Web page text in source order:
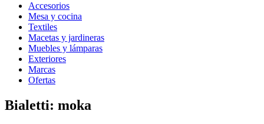
Accesorios
Mesa y cocina
Textiles
Macetas y jardineras
Muebles y lámparas
Exteriores
Marcas
Ofertas
Bialetti: moka